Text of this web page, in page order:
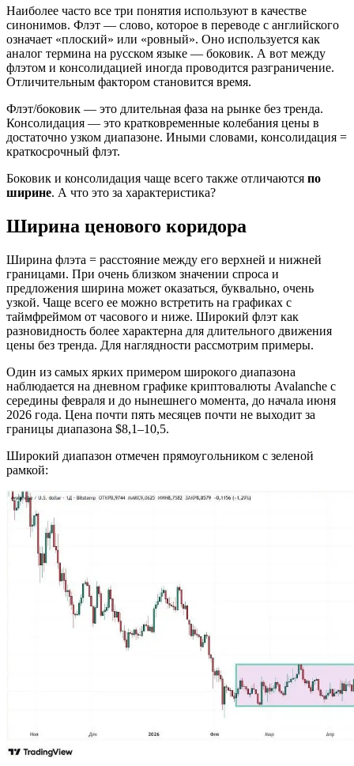
Наиболее часто все три понятия используют в качестве
синонимов. Флэт — слово, которое в переводе с английского
означает «плоский» или «ровный». Оно используется как
аналог термина на русском языке — боковик. А вот между
флэтом и консолидацией иногда проводится разграничение.
Отличительным фактором становится время.
Флэт/боковик — это длительная фаза на рынке без тренда.
Консолидация — это кратковременные колебания цены в
достаточно узком диапазоне. Иными словами, консолидация =
краткосрочный флэт.
Боковик и консолидация чаще всего также отличаются по
ширине. А что это за характеристика?
Ширина ценового коридора
Ширина флэта = расстояние между его верхней и нижней
границами. При очень близком значении спроса и
предложения ширина может оказаться, буквально, очень
узкой. Чаще всего ее можно встретить на графиках с
таймфреймом от часового и ниже. Широкий флэт как
разновидность более характерна для длительного движения
цены без тренда. Для наглядности рассмотрим примеры.
Один из самых ярких примером широкого диапазона
наблюдается на дневном графике криптовалюты Avalanche с
середины февраля и до нынешнего момента, до начала июня
2026 года. Цена почти пять месяцев почти не выходит за
границы диапазона $8,1–10,5.
Широкий диапазон отмечен прямоугольником с зеленой
рамкой: